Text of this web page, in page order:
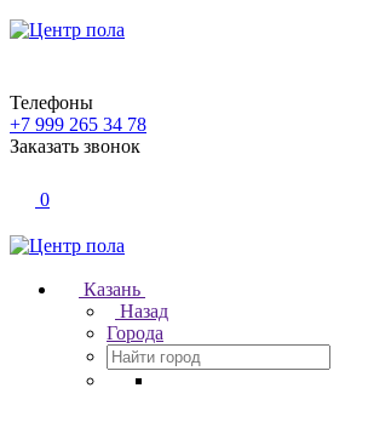
Телефоны
+7 999 265 34 78
Заказать звонок
0
Казань
Назад
Города